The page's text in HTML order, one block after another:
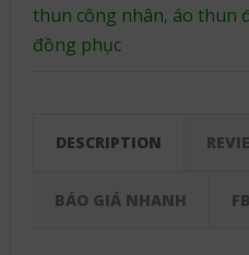
thun công nhân, áo thun
đồng phục
DESCRIPTION
BÁO GIÁ NHANH